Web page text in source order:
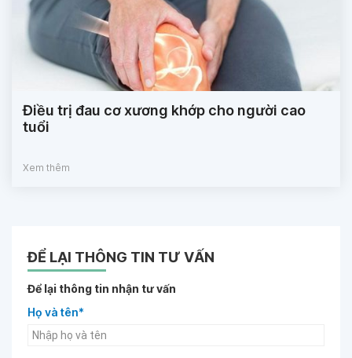
Điều trị đau cơ xương khớp cho người cao
tuổi
Xem thêm
ĐỂ LẠI THÔNG TIN TƯ VẤN
Để lại thông tin nhận tư vấn
Họ và tên*